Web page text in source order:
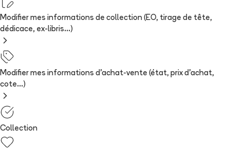
Modifier mes informations de collection (EO, tirage de tête,
dédicace, ex-libris...)
Modifier mes informations d'achat-vente (état, prix d'achat,
cote...)
Collection